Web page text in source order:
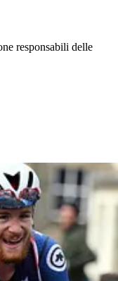
responsabili delle